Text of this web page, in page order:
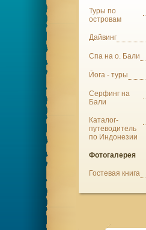
Туры по
островам
Дайвинг
Спа на о. Бали
Йога - туры
Серфинг на
Бали
Каталог-
путеводитель
по Индонезии
Фотогалерея
Гостевая книга